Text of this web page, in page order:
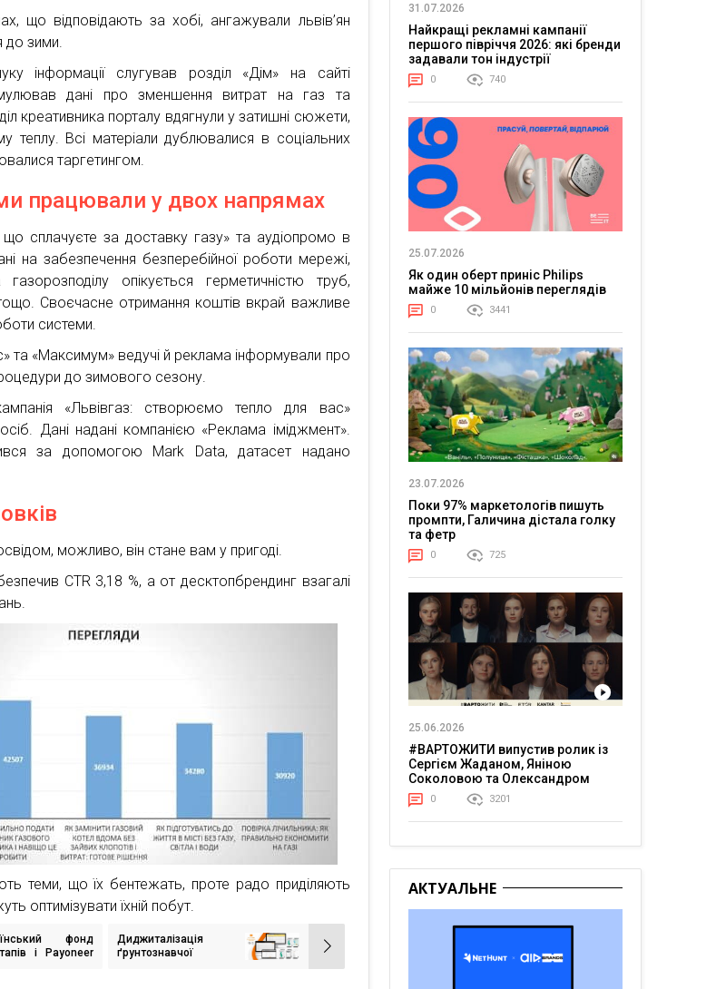
що відповідають за хобі, ангажували львів’ян
до зими.
інформації слугував розділ «Дім» на сайті
дані про зменшення витрат на газ та
креативника порталу вдягнули у затишні сюжети,
теплу. Всі матеріали дублювалися в соціальних
таргетингом.
працювали у двох напрямах
сплачуєте за доставку газу» та аудіопромо в
на забезпечення безперебійної роботи мережі,
опікується герметичністю труб,
Своєчасне отримання коштів вкрай важливе
системи.
та «Максимум» ведучі й реклама інформували про
до зимового сезону.
«Львівгаз: створюємо тепло для вас»
Дані надані компанією «Реклама іміджмент».
за допомогою Mark Data, датасет надано
можливо, він стане вам у пригоді.
CTR 3,18 %, а от десктопбрендинг взагалі
теми, що їх бентежать, проте радо приділяють
оптимізувати їхній побут.
фонд
і Payoneer
Диджиталізація
ґрунтознавчої
31.07.2026
Найкращі рекламні кампанії
першого півріччя 2026: які бренди
задавали тон індустрії
0 740
25.07.2026
Як один оберт приніс Philips
майже 10 мільйонів переглядів
0 3441
23.07.2026
Поки 97% маркетологів пишуть
промпти, Галичина дістала голку
та фетр
0 725
25.06.2026
#ВАРТОЖИТИ випустив ролик із
Сергієм Жаданом, Яніною
Соколовою та Олександром
Тереном про життя в постійній
напрузі
0 3201
АКТУАЛЬНЕ